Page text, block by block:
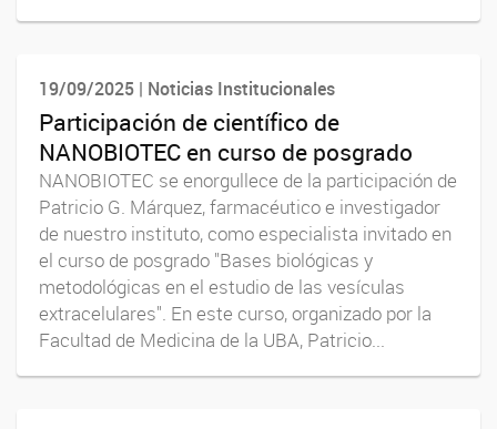
19/09/2025 | Noticias Institucionales
Participación de científico de
NANOBIOTEC en curso de posgrado
NANOBIOTEC se enorgullece de la participación de
Patricio G. Márquez, farmacéutico e investigador
de nuestro instituto, como especialista invitado en
el curso de posgrado "Bases biológicas y
metodológicas en el estudio de las vesículas
extracelulares". En este curso, organizado por la
Facultad de Medicina de la UBA, Patricio...